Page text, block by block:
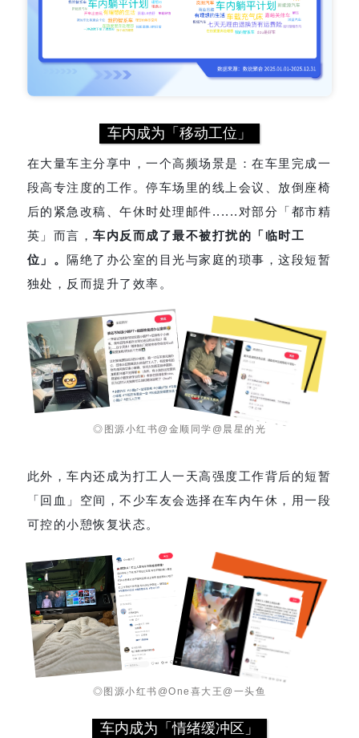
车内成为「移动工位 」
在大量车主分享中，一个高频场景是：在车里完成一
段高专注度的工作。停车场里的线上会议、放倒座椅
后的紧急改稿、午休时处理邮件......对部分「都市精
英」而言，车内反而成了最不被打扰的「临时工
位」。 隔绝了办公室的目光与家庭的琐事，这段短暂
独处，反而提升了效率。
◎图源小红书@金顺同学@晨星的光
此外，车内还成为打工人一天高强度工作背后的短暂
「回血」空间，不少车友会选择在车内午休，用一段
可控的小憩恢复状态。
◎图源小红书@One喜大王@一头鱼
车内成为「情绪缓冲区」